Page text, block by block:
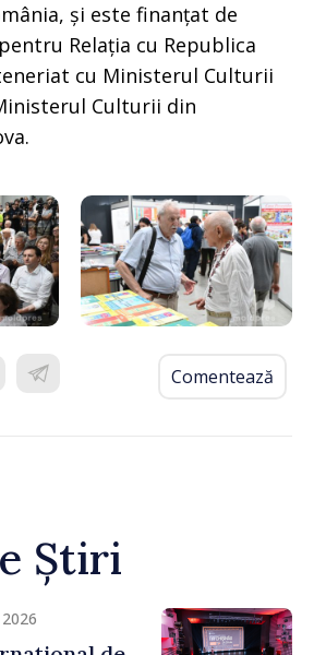
și este finanțat de
Relația cu Republica
cu Ministerul Culturii
Culturii din
Comentează
Știri